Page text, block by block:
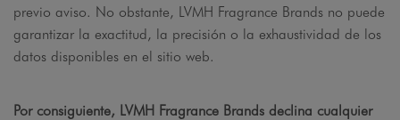
previo aviso. No obstante, LVMH Fragrance Brands no puede
garantizar la exactitud, la precisión o la exhaustividad de los
datos disponibles en el sitio web.
Por consiguiente, LVMH Fragrance Brands declina cualquier